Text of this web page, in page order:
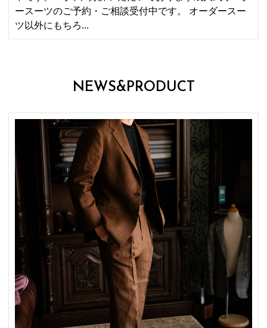
ースーツのご予約・ご相談受付中です。 オーダースー
ツ以外にもちろ...
NEWS&PRODUCT